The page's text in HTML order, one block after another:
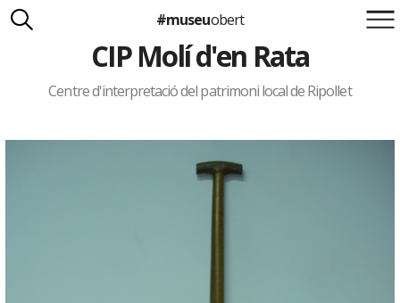
Suma't a la iniciativa
Carlota Royo
Francesca Barcellona
#museuobert
CIP Molí d'en Rata
Centre d'interpretació del patrimoni local de Ripollet